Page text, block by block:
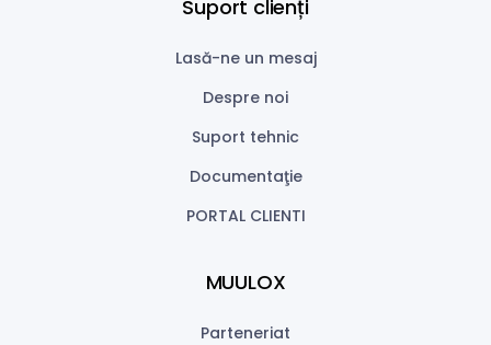
Suport clienți
Lasă-ne un mesaj
Despre noi
Suport tehnic
Documentaţie
PORTAL CLIENTI
MUULOX
Parteneriat